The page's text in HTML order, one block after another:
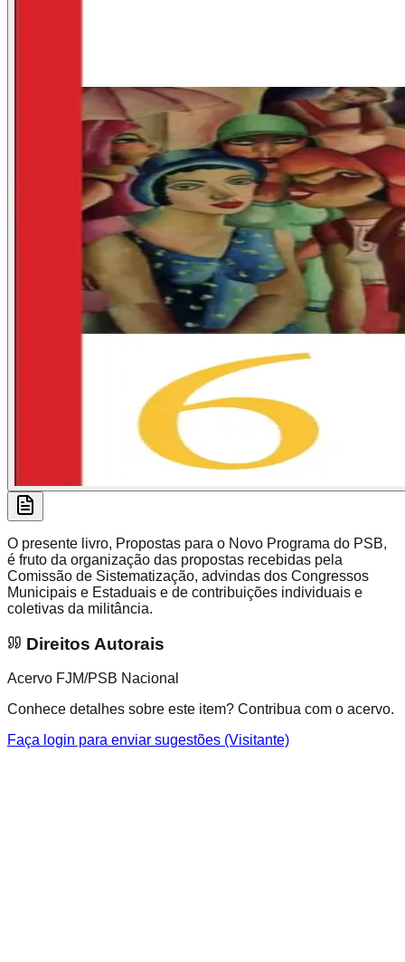
O presente livro, Propostas para o Novo Programa do PSB,
é fruto da organização das propostas recebidas pela
Comissão de Sistematização, advindas dos Congressos
Municipais e Estaduais e de contribuições individuais e
coletivas da militância.
Direitos Autorais
Acervo FJM/PSB Nacional
Conhece detalhes sobre este item? Contribua com o acervo.
Faça login para enviar sugestões (Visitante)